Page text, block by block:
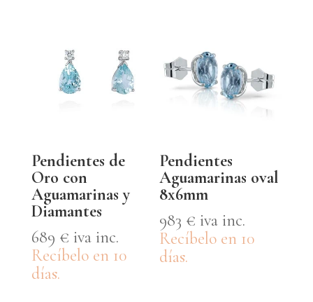
Pendientes de
Oro con
Aguamarinas y
Diamantes
689 € iva inc.
Recíbelo en 10
días.
Pendientes
Aguamarinas oval
8x6mm
983 € iva inc.
Recíbelo en 10
días.